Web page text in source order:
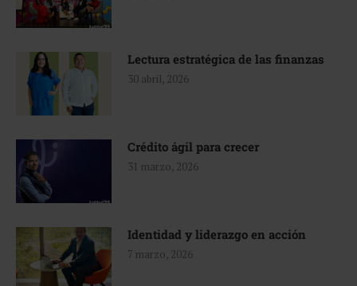
Lectura estratégica de las finanzas
30 abril, 2026
Crédito ágil para crecer
31 marzo, 2026
Identidad y liderazgo en acción
7 marzo, 2026